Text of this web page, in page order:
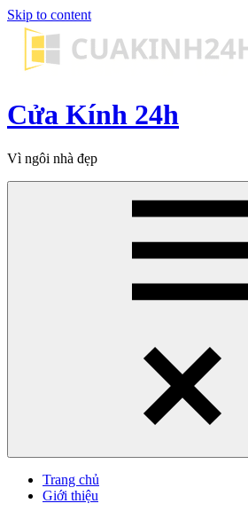
Skip to content
Cửa Kính 24h
Vì ngôi nhà đẹp
Trang chủ
Giới thiệu